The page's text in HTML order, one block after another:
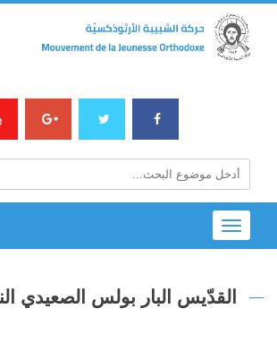
Toggle
navigation
القدّيس البار بولس الصعيدي